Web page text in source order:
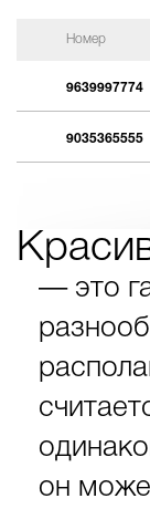
Номер
9639997774
9035365555
— это
он